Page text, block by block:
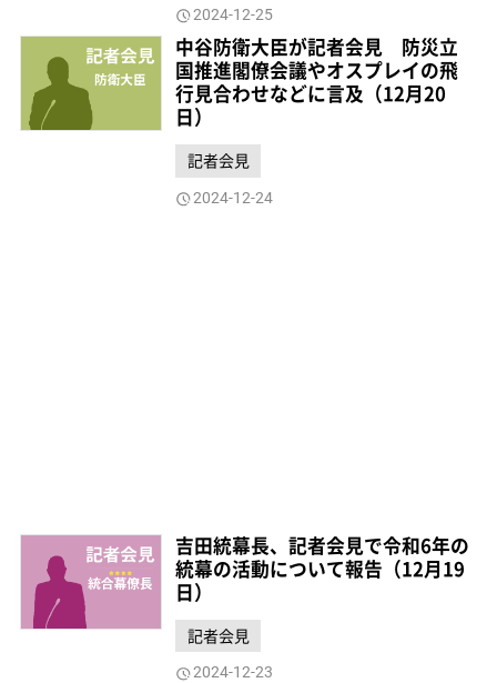
2024-12-25
中谷防衛大臣が記者会見 防災立
国推進閣僚会議やオスプレイの飛
行見合わせなどに言及（12月20
日）
記者会見
2024-12-24
吉田統幕長、記者会見で令和6年の
統幕の活動について報告（12月19
日）
記者会見
2024-12-23